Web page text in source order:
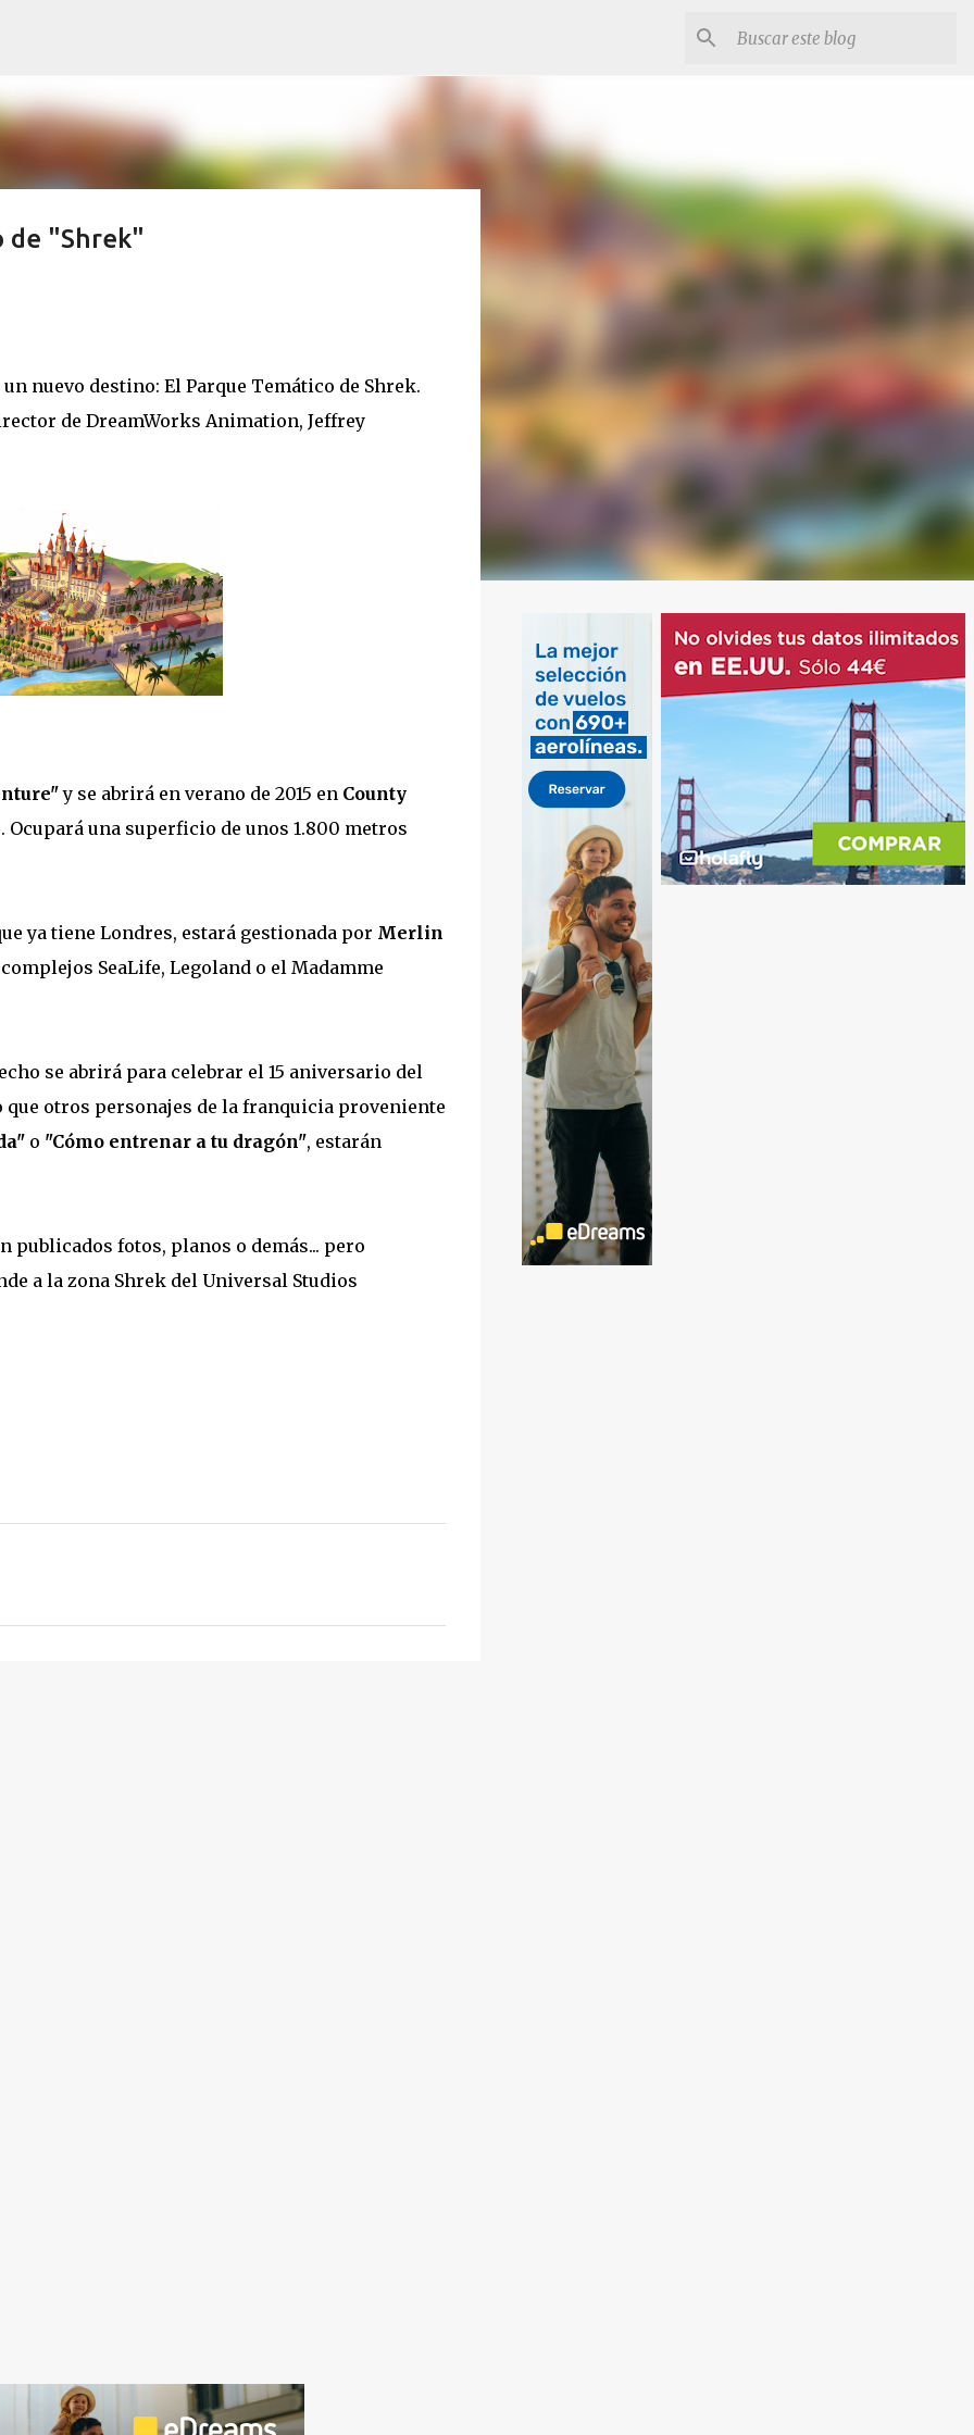
de "Shrek"
nuevo destino: El Parque Temático de Shrek.
de DreamWorks Animation, Jeffrey
y se abrirá en verano de 2015 en County
una superficio de unos 1.800 metros
ya tiene Londres, estará gestionada por Merlin
SeaLife, Legoland o el Madamme
se abrirá para celebrar el 15 aniversario del
que otros personajes de la franquicia proveniente
o "Cómo entrenar a tu dragón", estarán
publicados fotos, planos o demás... pero
a la zona Shrek del Universal Studios